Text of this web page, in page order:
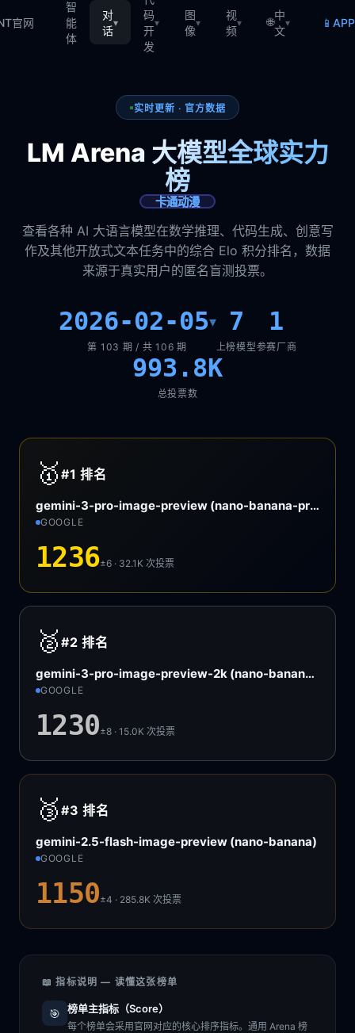
官网
智
能
体
对
话
▾
码
开
发
▾
图
像
▾
视
频
▾ 🌐
中
文
▾ 📱
实时更新 · 官方数据
LM Arena 大模型全球实力
榜
卡通动漫
查看各种 AI 大语言模型在数学推理、代码生成、创意写
作及其他开放式文本任务中的综合 Elo 积分排名，数据
来源于真实用户的匿名盲测投票。
2026-02-05▾
第 103 期 / 共 106 期
7
上榜模型
1
参赛厂商
993.8K
总投票数
🥇 #1排名
gemini-3-pro-image-preview (nano-banana-pro)
GOOGLE
1236±6 · 32.1K次投票
🥈 #2排名
gemini-3-pro-image-preview-2k (nano-banana-pro)
GOOGLE
1230±8 · 15.0K次投票
🥉 #3排名
gemini-2.5-flash-image-preview (nano-banana)
GOOGLE
1150±4 · 285.8K次投票
📖 指标说明 — 读懂这张榜单
🎯 榜单主指标（Score）
每个榜单会采用官网对应的核心排序指标。通用 Arena 榜